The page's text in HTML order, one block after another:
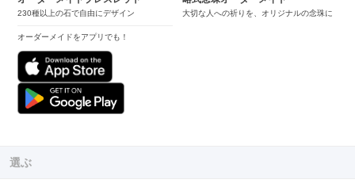
230種以上の石で自由にデザイン
オーダーメイドをアプリでも！
大切な人への祈りを、オリジナルの念珠に
選ぶ